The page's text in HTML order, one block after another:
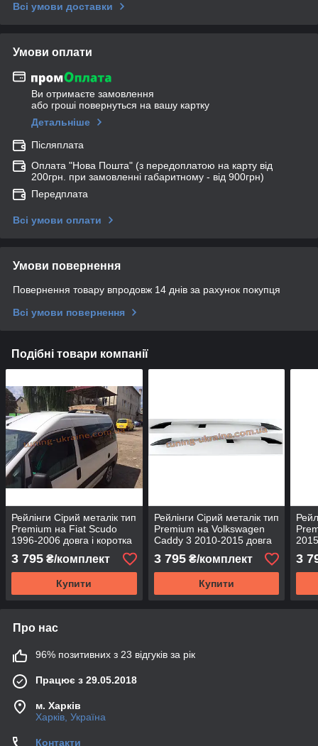
Всі умови доставки
Умови оплати
Ви отримаєте замовлення
або гроші повернуться на вашу картку
Детальніше
Післяплата
Оплата "Нова Пошта" (з передоплатою на карту від
200грн. при замовленні габаритному - від 900грн)
Передплата
Всі умови оплати
Умови повернення
Повернення товару впродовж 14 днів за рахунок покупця
Всі умови повернення
Подібні товари компанії
Рейлінги Сірий металік тип
Premium на Fiat Scudo
1996-2006 довга і коротка
база
3 795 ₴/комплект
Купити
Рейлінги Сірий металік тип
Premium на Volkswagen
Caddy 3 2010-2015 довга
база
3 795₴/комплект
Купити
3
Про нас
96% позитивних з 23 відгуків за рік
Працює з 29.05.2018
м. Харків
Харків, Україна
Контакти